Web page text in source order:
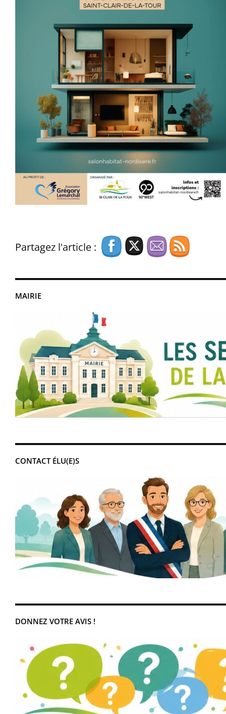
MAIRIE
CONTACT ÉLU(E)S
DONNEZ VOTRE AVIS !
Partagez l'article :